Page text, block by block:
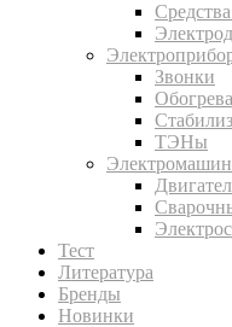
Звонки
ТЭНы
Тест
Литература
Бренды
Новинки